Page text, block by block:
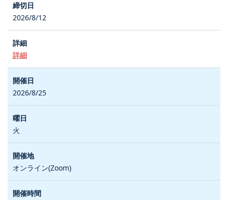
2026/8/12
詳細
2026/8/25
火
オンライン(Zoom)